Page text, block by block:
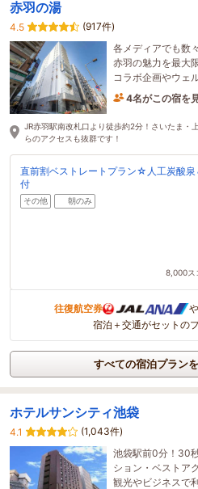
赤羽の湯
4.5
(917件)
各メディアでも数
赤羽の魅力を最大
コラボ企画やウェ
4名がこの宿を
JR赤羽駅南改札口より徒歩約2分！さいたま・
らのアクセスも抜群です！
直前割ベストレートプラン☆人工炭酸泉
付
その他 朝のみ
8,000ス
往復航空券 や
宿泊＋交通がセットの
すべての宿泊プラン
ホテルサンシティ池袋
4.1
(1,043件)
池袋駅前0分！30
ション・ベストア
観光やビジネスで